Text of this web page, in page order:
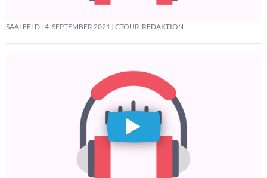
SAALFELD 4. SEPTEMBER 2021 CTOUR-REDAKTION